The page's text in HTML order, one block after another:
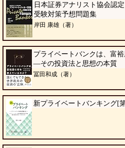
日本証券アナリスト協会認
受験対策予想問題集
岸田 康雄（著）
プライベートバンクは、富
―その投資法と思想の本質
冨田和成（著）
新プライベートバンキング[